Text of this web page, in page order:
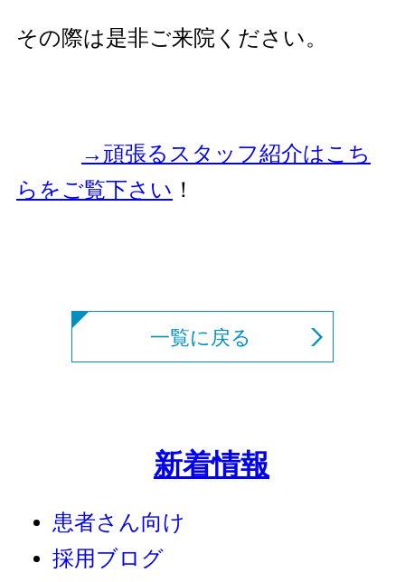
その際は是非ご来院ください。
→頑張るスタッフ紹介はこち
らをご覧下さい ！
一覧に戻る
新着情報
患者さん向け
採用ブログ